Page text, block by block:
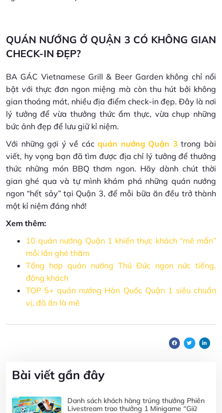
QUÁN NƯỚNG Ở QUẬN 3 CÓ KHÔNG GIAN
CHECK-IN ĐẸP?
BA GÁC Vietnamese Grill & Beer Garden không chỉ nổi
bật với thực đơn ngon miệng mà còn thu hút bởi không
gian thoáng mát, nhiều địa điểm check-in đẹp. Đây là nơi
lý tưởng để vừa thưởng thức ẩm thực, vừa chụp những
bức ảnh đẹp để lưu giữ kỉ niệm.
Với những gợi ý về cácquán nướng Quận 3 trong bài
viết, hy vọng bạn đã tìm được địa chỉ lý tưởng để thưởng
thức những món BBQ thơm ngon. Hãy dành chút thời
gian ghé qua và tự mình khám phá những quán nướng
ngon “hết sảy” tại Quận 3, để mỗi bữa ăn đều trở thành
một kỉ niệm đáng nhớ!
Xem thêm:
10 quán nướng Quận 1 khiến thực khách “mê mẩn”
mỗi lần ghé thăm
Tổng hợp quán nướng Thủ Đức ngon nức tiếng,
đông khách
TOP 5+ quán nướng Hàn Quốc Quận 1​ siêu chuẩn
vị, đã ăn là mê
Bài viết gần đây
Danh sách khách hàng trúng thưởng Phiên
Livestream trao thưởng 1 Minigame “Giữ